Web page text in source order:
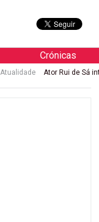
Crónicas
Ator Rui de Sá internado